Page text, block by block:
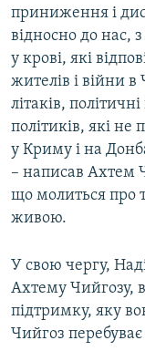
приниження і
відносно до нас,
у крові, які
жителів і війни
літаків,
політиків, які
у Криму і на
– написав Ахтем
що молиться про
живою.
У свою чергу,
Ахтему Чийгозу,
підтримку, яку
Чийгоз перебуває